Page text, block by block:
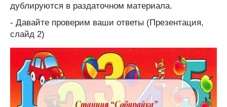
дублируются в раздаточном материала.
- Давайте проверим ваши ответы (Презентация,
слайд 2)